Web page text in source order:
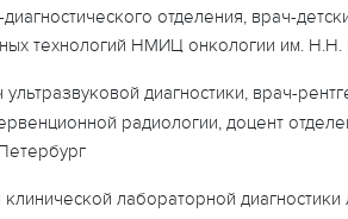
отделения, врач-
технологий НМИЦ онкологии им. Н.Н.
ультразвуковой диагностики, врач-
радиологии, доцент
клинической лабораторной